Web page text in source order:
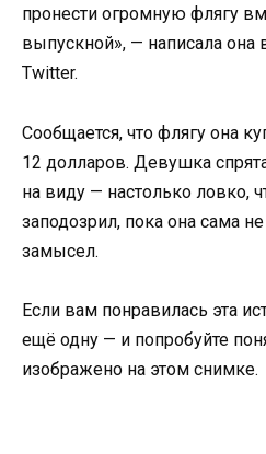
пронести огромную флягу
выпускной», — написала она
Twitter.
Сообщается, что флягу она
12 долларов. Девушка
на виду — настолько ловко,
заподозрил, пока она сама
замысел.
Если вам понравилась эта
ещё одну — и попробуйте
изображено на этом снимке.